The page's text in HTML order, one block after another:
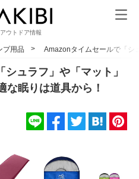
ウトドア情報
プ用品 Amazonタイムセールで「シ
ュラフ」や「マット」
な眠りは道具から！